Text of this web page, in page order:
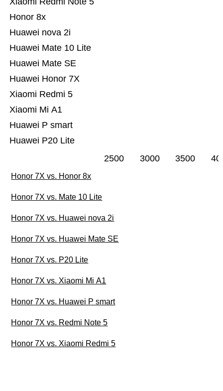
Huawei P20 Lite
Huawei P smart
Xiaomi Mi A1
Xiaomi Redmi 5
Huawei Honor 7X
Huawei Mate SE
Huawei Mate 10 Lite
Huawei nova 2i
Honor 8x
2500 3000 3500
Honor 7X vs. Honor 8x
Honor 7X vs. Mate 10 Lite
Honor 7X vs. Huawei nova 2i
Honor 7X vs. Huawei Mate SE
Honor 7X vs. P20 Lite
Honor 7X vs. Xiaomi Mi A1
Honor 7X vs. Huawei P smart
Honor 7X vs. Redmi Note 5
Honor 7X vs. Xiaomi Redmi 5